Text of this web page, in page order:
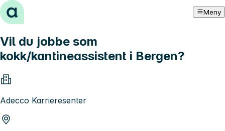
Hopp til innhold Meny
Vil du jobbe som
kokk/kantineassistent i Bergen?
Adecco Karrieresenter